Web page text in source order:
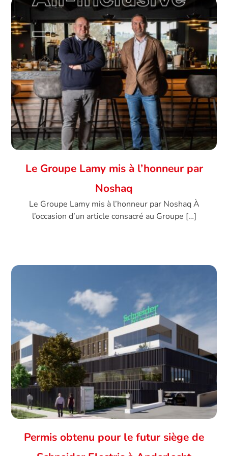
Le Groupe Lamy mis à l’honneur par
Noshaq
Le Groupe Lamy mis à l’honneur par Noshaq À
l’occasion d’un article consacré au Groupe […]
Permis obtenu pour le futur siège de